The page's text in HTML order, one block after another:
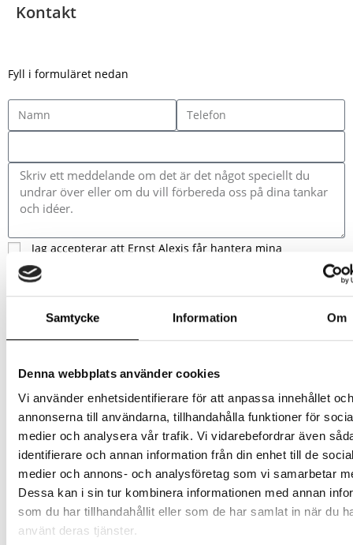
Samtycke Information Om
Denna webbplats använder cookies
Vi använder enhetsidentifierare för att anpassa innehållet och
annonserna till användarna, tillhandahålla funktioner för
medier och analysera vår trafik. Vi vidarebefordrar även
identifierare och annan information från din enhet till de
medier och annons- och analysföretag som vi samarbetar
Dessa kan i sin tur kombinera informationen med annan
som du har tillhandahållit eller som de har samlat in när du
använt deras tjänster.
Kontakt
Fyll i formuläret nedan
Jag accepterar att Ernst Alexis får hantera mina
personuppgifter enligt
SKICKA
Storlekstabeller
Ser du inget lagersaldo? Restorder är alltid
möjligt!
27/21Mörkblå/Ljusblå
64/21 Röd/Ljusblå
kr Ex. moms
6 i lager